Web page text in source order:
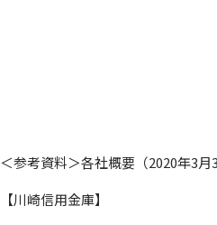
＜参考資料＞各社概要（2020年3月
【川崎信用金庫】